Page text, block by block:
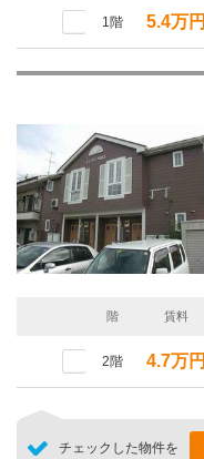
1階 5.4万円
階 賃料
2階 4.7万円
チェックした物件を